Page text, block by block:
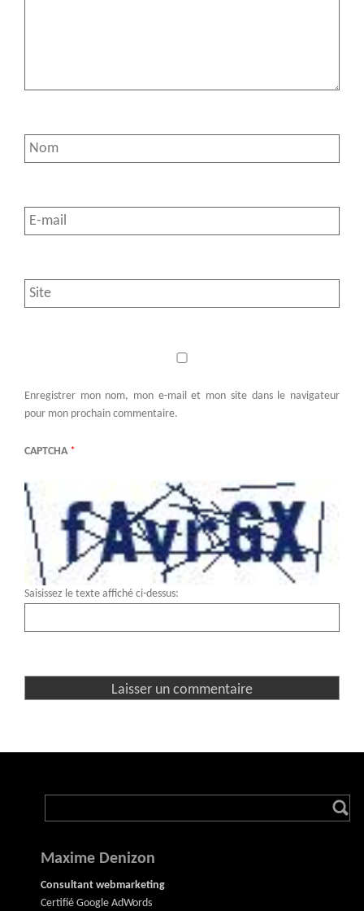
Enregistrer mon nom, mon e-mail et mon site dans le navigateur
pour mon prochain commentaire.
CAPTCHA *
Saisissez le texte affiché ci-dessus:
Maxime Denizon
Consultant webmarketing
Certifié Google AdWords